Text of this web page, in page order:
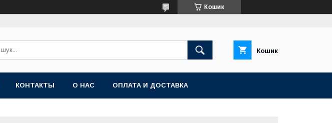
Кошик
Кошик
КОНТАКТЫ О НАС ОПЛАТА И ДОСТАВКА